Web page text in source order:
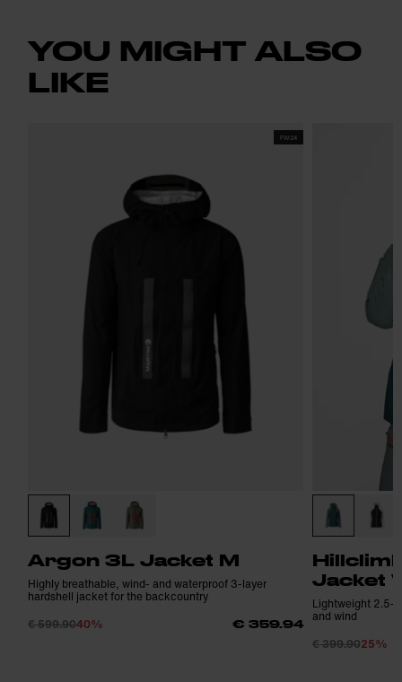
YOU MIGHT ALSO
LIKE
FW24
Argon 3L Jacket M
Highly breathable, wind- and waterproof 3-layer
hardshell jacket for the backcountry
€ 599.9040% € 359.94
Jacket
Lightweight 2.5-
and wind
€ 399.9025%